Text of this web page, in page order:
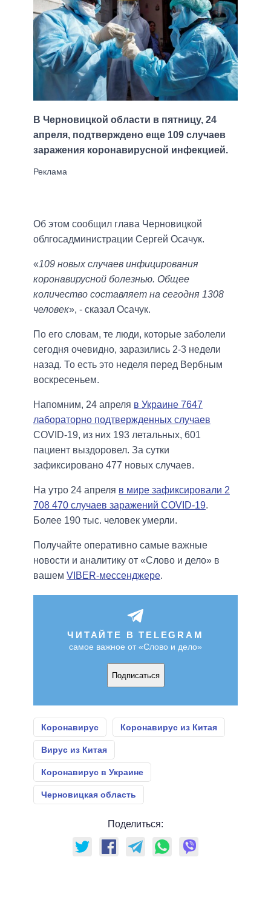
В Черновицкой области в пятницу, 24
апреля, подтверждено еще 109 случаев
заражения коронавирусной инфекцией.
Об этом сообщил глава Черновицкой
облгосадминистрации Сергей Осачук.
«109 новых случаев инфицирования
коронавирусной болезнью. Общее
количество составляет на сегодня 1308
человек», - сказал Осачук.
По его словам, те люди, которые заболели
сегодня очевидно, заразились 2-3 недели
назад. То есть это неделя перед Вербным
воскресеньем.
Напомним, 24 апреля в Украине 7647
лабораторно подтвержденных случаев
COVID-19, из них 193 летальных, 601
пациент выздоровел. За сутки
зафиксировано 477 новых случаев.
На утро 24 апреля в мире зафиксировали 2
708 470 случаев заражений COVID-19.
Более 190 тыс. человек умерли.
Получайте оперативно самые важные
новости и аналитику от «Слово и дело» в
вашем VIBER-мессенджере.
ЧИТАЙТЕ В TELEGRAM
самое важное от «Слово и дело»
Подписаться
Коронавирус Коронавирус из Китая
Вирус из Китая
Коронавирус в Украине
Черновицкая область
Поделиться: